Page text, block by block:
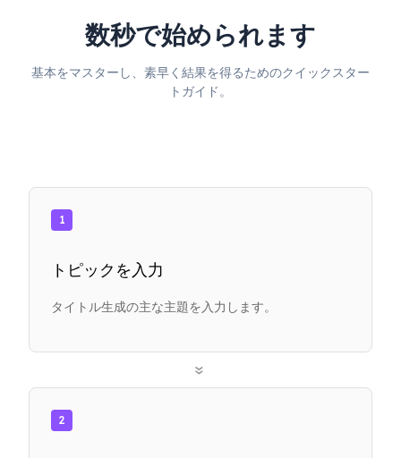
数秒で始められます
基本をマスターし、素早く結果を得るためのクイックスター
トガイド。
1
トピックを入力
タイトル生成の主な主題を入力します。
»
2